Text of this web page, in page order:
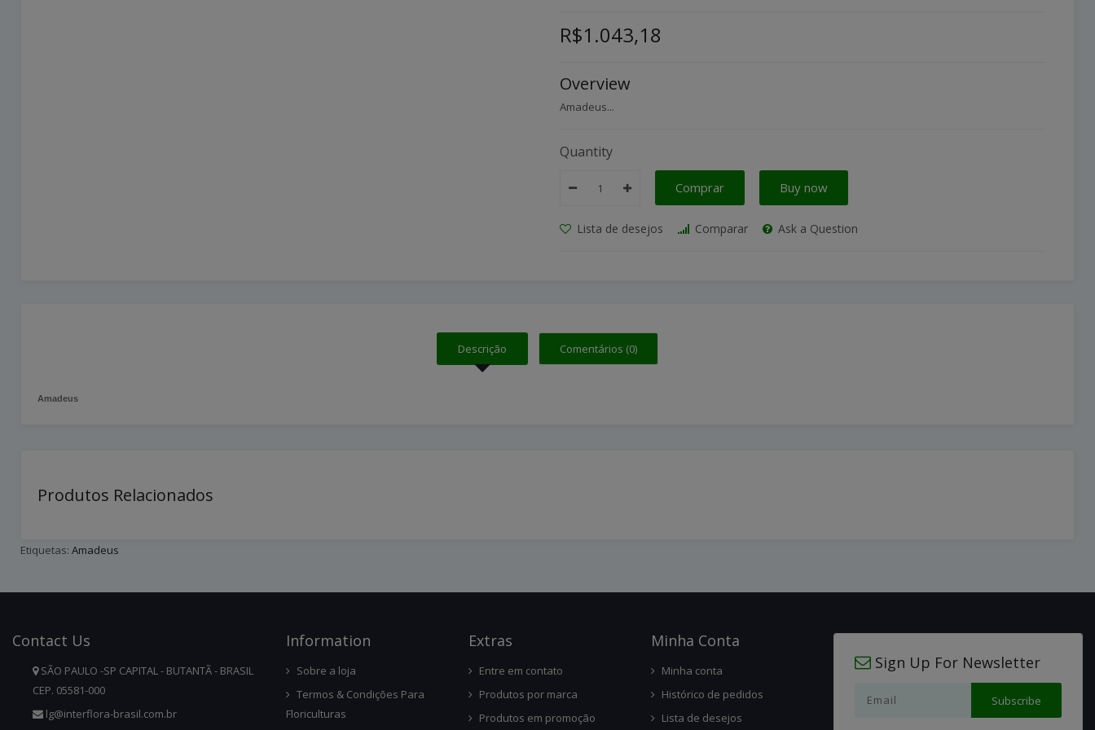
R$1.043,18
Overview
Amadeus...
Quantity
Comprar Buy now
Lista de desejos Comparar Ask a Question
Descrição Comentários (0)
Amadeus
Produtos Relacionados
Etiquetas: Amadeus
Contact Us
SÃO PAULO -SP CAPITAL - BUTANTÃ - BRASIL
CEP. 05581-000
lg@interflora-brasil.com.br
InforMation
Sobre a loja
Termos & Condições Para
Floriculturas
ExtRas
Entre em contato
Produtos por marca
Produtos em promoção
Minha Conta
Minha conta
Histórico de pedidos
Lista de desejos
Sign Up For Newsletter